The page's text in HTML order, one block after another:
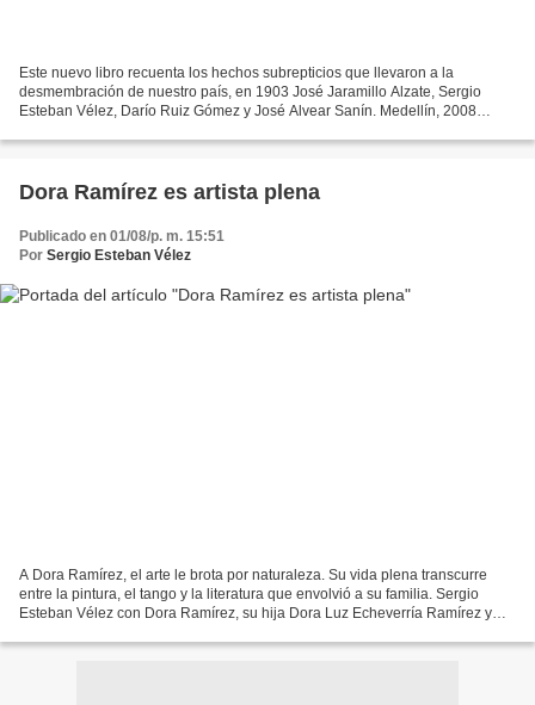
Este nuevo libro recuenta los hechos subrepticios que llevaron a la
desmembración de nuestro país, en 1903 José Jaramillo Alzate, Sergio
Esteban Vélez, Darío Ruiz Gómez y José Alvear Sanín. Medellín, 2008
Dora Ramírez es artista plena
Publicado en 01/08/p. m. 15:51
Por Sergio Esteban Vélez
A Dora Ramírez, el arte le brota por naturaleza. Su vida plena transcurre
entre la pintura, el tango y la literatura que envolvió a su familia. Sergio
Esteban Vélez con Dora Ramírez, su hija Dora Luz Echeverría Ramírez y